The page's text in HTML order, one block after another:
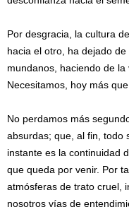
Por desgracia, la cultura
hacia el otro, ha dejado
mundanos, haciendo de la
Necesitamos, hoy más
No perdamos más
absurdas; que, al fin, todo
instante es la continuidad
que queda por venir. Por
atmósferas de trato cruel,
nosotros vías de